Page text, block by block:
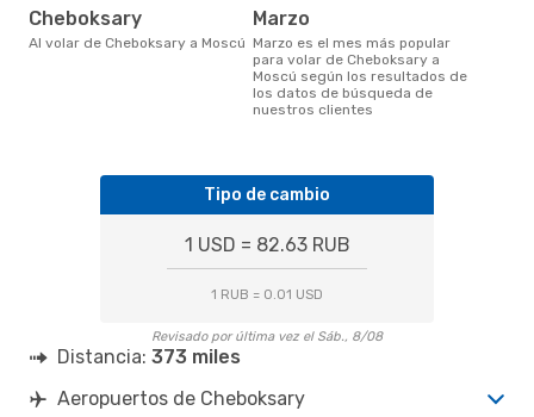
Cheboksary
Al volar de Cheboksary a Moscú
marzo
marzo es el mes más popular
para volar de Cheboksary a
Moscú según los resultados de
los datos de búsqueda de
nuestros clientes
Tipo de cambio
1 USD = 82.63 RUB
1 RUB = 0.01 USD
Revisado por última vez el Sáb., 8/08
Distancia: 373 miles
Aeropuertos de Cheboksary